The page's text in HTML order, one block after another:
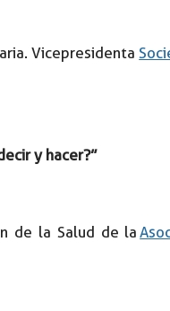
Vicepresidenta
y hacer?”
de la Salud de la